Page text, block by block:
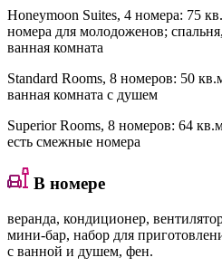
Honeymoon Suites, 4 номера: 75
номера для молодоженов;
ванная комната
Standard Rooms, 8 номеров: 50
ванная комната с душем
Superior Rooms, 8 номеров: 64
есть смежные номера
В номере
веранда, кондиционер,
мини-бар, набор для
с ванной и душем, фен.